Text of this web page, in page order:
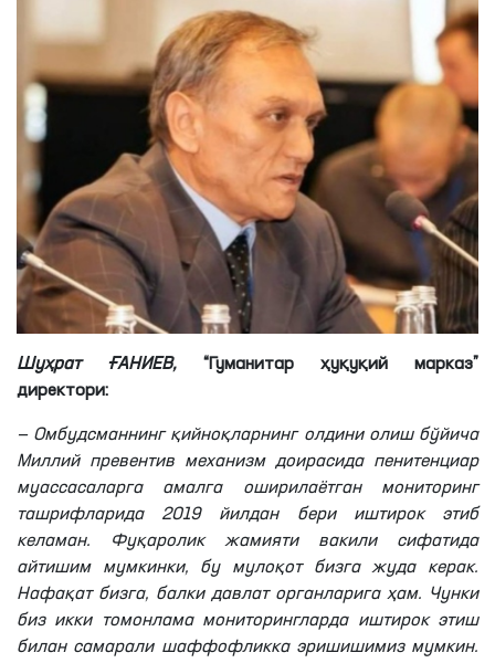
Шуҳрат ҒАНИЕВ, “Гуманитар ҳуқуқий марказ”
директори:
— Омбудсманнинг қийноқларнинг олдини олиш бўйича
Миллий превентив механизм доирасида пенитенциар
муассасаларга амалга оширилаётган мониторинг
ташрифларида 2019 йилдан бери иштирок этиб
келаман. Фуқаролик жамияти вакили сифатида
айтишим мумкинки, бу мулоқот бизга жуда керак.
Нафақат бизга, балки давлат органларига ҳам. Чунки
биз икки томонлама мониторингларда иштирок этиш
билан самарали шаффофликка эришишимиз мумкин.